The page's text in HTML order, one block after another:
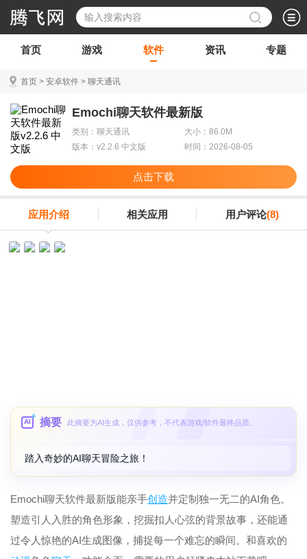
首页 游戏 软件 资讯 专题
首页 > 安卓软件 > 聊天通讯
Emochi聊天软件最新版
类别：聊天通讯
大小：86.0M
版本：v2.2.6 中文版
时间：2026-08-05
点击下载
应用介绍 相关应用 用户评论(8)
AI 摘要 此摘要为AI生成，仅供参考，不代表游戏/软件最终品质。
踏入奇妙的AI聊天冒险之旅！
Emochi聊天软件最新版能亲手创造并定制独一无二的AI角色。
塑造引人入胜的角色形象，挖掘扣人心弦的背景故事，还能通
过令人惊艳的AI生成图像，捕捉每一个难忘的瞬间。和喜欢的